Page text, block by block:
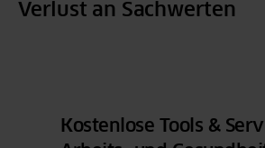
Verlust an Sachwerten
Kostenlose Tools &